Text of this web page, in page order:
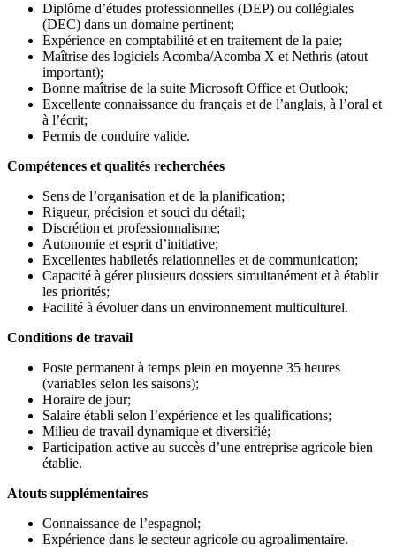
Diplôme d’études professionnelles (DEP) ou collégiales
(DEC) dans un domaine pertinent;
Expérience en comptabilité et en traitement de la paie;
Maîtrise des logiciels Acomba/Acomba X et Nethris (atout
important);
Bonne maîtrise de la suite Microsoft Office et Outlook;
Excellente connaissance du français et de l’anglais, à l’oral et
à l’écrit;
Permis de conduire valide.
Compétences et qualités recherchées
Sens de l’organisation et de la planification;
Rigueur, précision et souci du détail;
Discrétion et professionnalisme;
Autonomie et esprit d’initiative;
Excellentes habiletés relationnelles et de communication;
Capacité à gérer plusieurs dossiers simultanément et à établir
les priorités;
Facilité à évoluer dans un environnement multiculturel.
Conditions de travail
Poste permanent à temps plein en moyenne 35 heures
(variables selon les saisons);
Horaire de jour;
Salaire établi selon l’expérience et les qualifications;
Milieu de travail dynamique et diversifié;
Participation active au succès d’une entreprise agricole bien
établie.
Atouts supplémentaires
Connaissance de l’espagnol;
Expérience dans le secteur agricole ou agroalimentaire.